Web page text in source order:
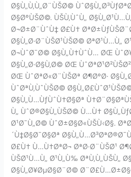
Ø§Ù„Ù‚Ù„Ø¨ÙŠØ©
Ø§ØºÙŠØ©. ÙŠÙ‚ÙˆÙ„
Ø¬Ø±Ø¨ÙˆÙ‡ Ø£Ù†
Ø§Ù„Ø·Ø¨ÙŠØ¹ÙŠØ© ØªØ¹Ù…Ù„
Ø¬ÙˆØ¯Ø© Ø§Ù„Ù†ÙˆÙ… ØŒ
Ø§Ù„Ø·Ø§Ù‚Ø© ØŒ
ØŒ ÙˆØªØ«Ø¨ÙŠØª Ø¶ØºØ·
ÙˆØªÙ‚ÙˆÙŠØ©
Ø§Ù„Ù…ÙƒÙˆÙ†Ø§Øª
Ù„ ÙˆØ®Ø§Ù„ÙŠØ© Ù…Ù†
Ø¹Ø¯Ù„Ø© ÙˆØ±Ø§Ø«ÙŠÙ‹Ø§.
´Ù‡Ø§Ø¯Ø§Øª
Ø£Ù† Ù…Ù†ØªØ¬ ØªØ·Ø¨ÙŠØ¹
ÙŠØ¹Ù…Ù„ Ø¹Ù„Ù‰ ØªÙ‚Ù„ÙŠÙ„
Ø§Ù„Ø¥ØµØ§Ø¨Ø©